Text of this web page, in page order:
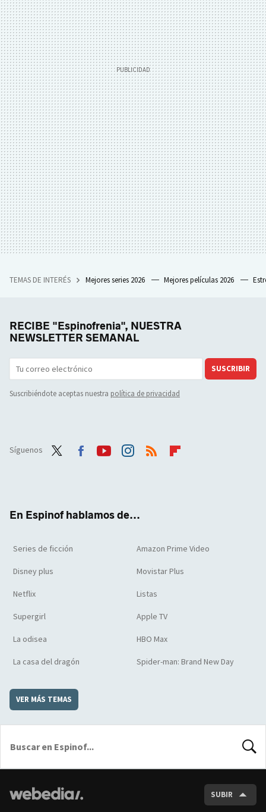
TEMAS DE INTERÉS Mejores series 2026 Mejores películas 2026
RECIBE "Espinofrenia", NUESTRA
NEWSLETTER SEMANAL
SUSCRIBIR
Suscribiéndote aceptas nuestra política de privacidad
Síguenos
En Espinof hablamos de...
Series de ficción Amazon Prime Video
Disney plus Movistar Plus
Netflix Listas
Supergirl Apple TV
La odisea HBO Max
La casa del dragón Spider-man: Brand New Day
VER MÁS TEMAS
SUBIR